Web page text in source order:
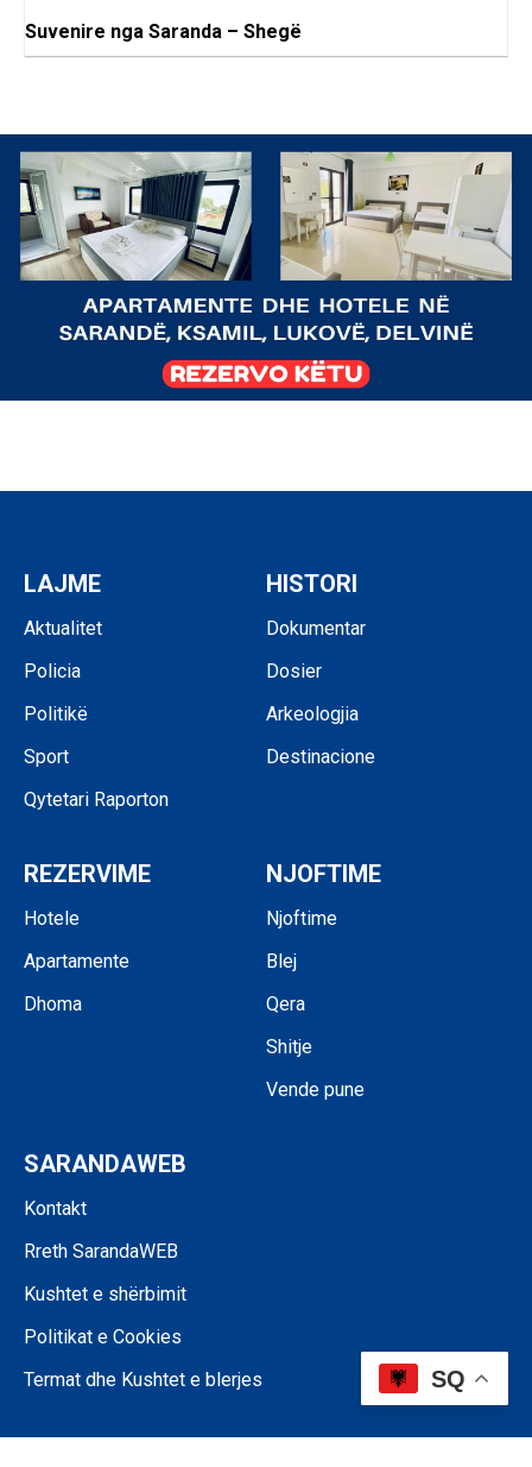
Suvenire nga Saranda – Shegë
LAJME
Aktualitet
Policia
Politikë
Sport
Qytetari Raporton
HISTORI
Dokumentar
Dosier
Arkeologjia
Destinacione
REZERVIME
Hotele
Apartamente
Dhoma
NJOFTIME
Njoftime
Blej
Qera
Shitje
Vende pune
SARANDAWEB
Kontakt
Rreth SarandaWEB
Kushtet e shërbimit
Politikat e Cookies
Termat dhe Kushtet e blerjes
SQ